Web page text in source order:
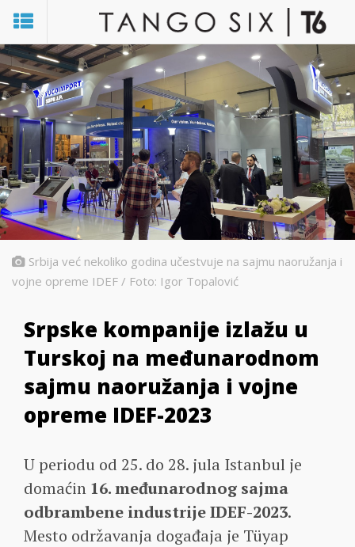
Srbija već nekoliko godina učestvuje na sajmu naoružanja i
vojne opreme IDEF / Foto: Igor Topalović
Srpske kompanije izlažu u
Turskoj na međunarodnom
sajmu naoružanja i vojne
opreme IDEF-2023
U periodu od 25. do 28. jula Istanbul je
domaćin 16. međunarodnog sajma
odbrambene industrije IDEF-2023.
Mesto održavanja događaja je Tüyap